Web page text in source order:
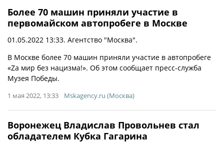
Более 70 машин приняли участие в
первомайском автопробеге в Москве
01.05.2022 13:33. Агентство "Москва".
В Москве более 70 машин приняли участие в автопробеге
«Zа мир без нацизма!». Об этом сообщает пресс-служба
Музея Победы.
1 мая 2022, 13:33 Mskagency.ru (Москва)
Воронежец Владислав Провольнев стал
обладателем Кубка Гагарина